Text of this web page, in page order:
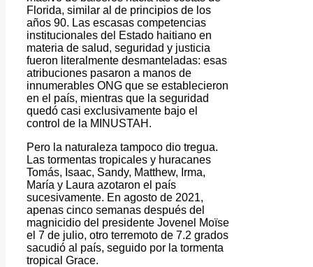
Florida, similar al de principios de los
años 90. Las escasas competencias
institucionales del Estado haitiano en
materia de salud, seguridad y justicia
fueron literalmente desmanteladas: esas
atribuciones pasaron a manos de
innumerables ONG que se establecieron
en el país, mientras que la seguridad
quedó casi exclusivamente bajo el
control de la MINUSTAH.
Pero la naturaleza tampoco dio tregua.
Las tormentas tropicales y huracanes
Tomás, Isaac, Sandy, Matthew, Irma,
María y Laura azotaron el país
sucesivamente. En agosto de 2021,
apenas cinco semanas después del
magnicidio del presidente Jovenel Moïse
el 7 de julio, otro terremoto de 7.2 grados
sacudió al país, seguido por la tormenta
tropical Grace.